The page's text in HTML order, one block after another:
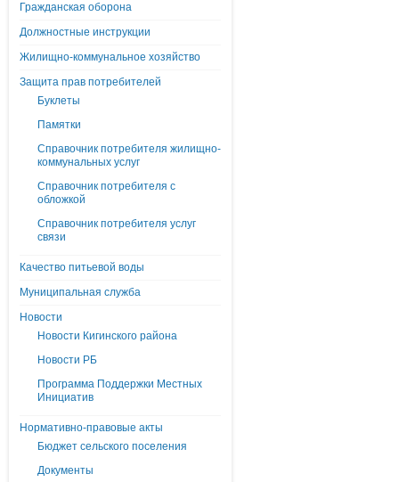
Гражданская оборона
Должностные инструкции
Жилищно-коммунальное хозяйство
Защита прав потребителей
Буклеты
Памятки
Справочник потребителя жилищно-
коммунальных услуг
Справочник потребителя с
обложкой
Справочник потребителя услуг
связи
Качество питьевой воды
Муниципальная служба
Новости
Новости Кигинского района
Новости РБ
Программа Поддержки Местных
Инициатив
Нормативно-правовые акты
Бюджет сельского поселения
Документы